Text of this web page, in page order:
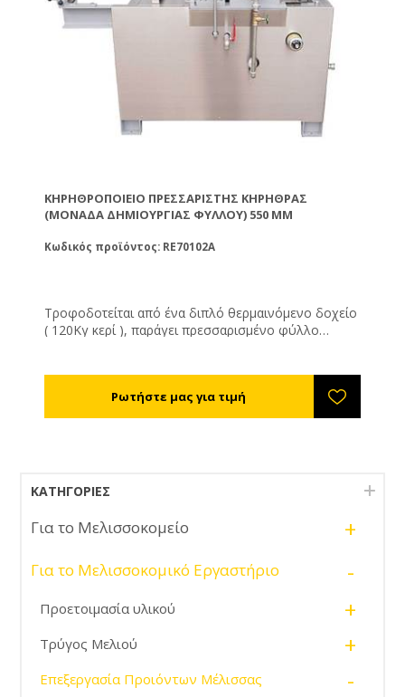
ΚΗΡΗΘΡΟΠΟΙΕΊΟ ΠΡΕΣΣΑΡΙΣΤΉΣ ΚΗΡΉΘΡΑΣ
(ΜΟΝΆΔΑ ΔΗΜΙΟΥΡΓΊΑΣ ΦΎΛΛΟΥ) 550 MM
Κωδικός προϊόντος: RE70102A
Τροφοδοτείται από ένα διπλό θερμαινόμενο δοχείο
( 120Κγ κερί ), παράγει πρεσσαρισμένο φύλλο
ΚΑΤΗΓΟΡΊΕΣ
Για το Μελισσοκομείο +
Για το Μελισσοκομικό Εργαστήριο -
Προετοιμασία υλικού +
Τρύγος Μελιού +
Επεξεργασία Προιόντων Μέλισσας -